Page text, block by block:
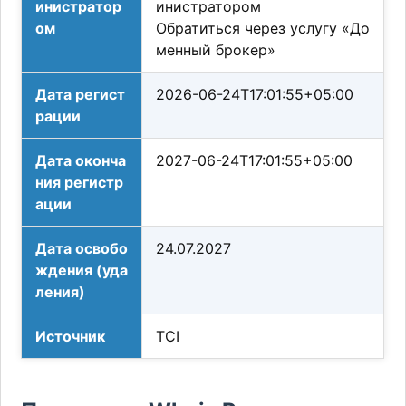
инистратор
ом
инистратором
Обратиться через услугу «До
менный брокер»
Дата регист
рации
2026-06-24T17:01:55+05:00
Дата оконча
ния регистр
ации
2027-06-24T17:01:55+05:00
Дата освобо
ждения (уда
ления)
24.07.2027
Источник TCI